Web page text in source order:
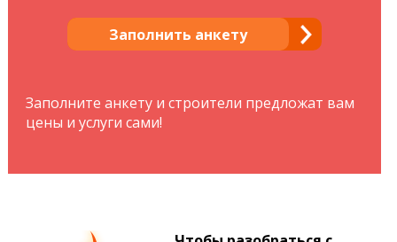
Заполнить анкету
Заполните анкету и строители предложат вам
цены и услуги сами!